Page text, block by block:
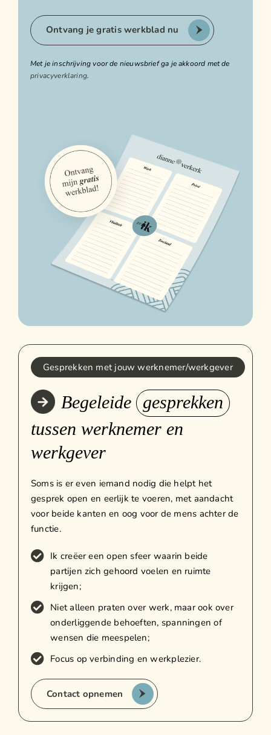
Ontvang je gratis werkblad nu
Met je inschrijving voor de nieuwsbrief ga je akkoord met de
privacyverklaring.
Gesprekken met jouw werknemer/werkgever
Begeleide
gesprekken
tussen werknemer en
werkgever
Soms is er even iemand nodig die helpt het
gesprek open en eerlijk te voeren, met aandacht
voor beide kanten en oog voor de mens achter de
functie.
Ik creëer een open sfeer waarin beide
partijen zich gehoord voelen en ruimte
krijgen;
Niet alleen praten over werk, maar ook over
onderliggende behoeften, spanningen of
wensen die meespelen;
Focus op verbinding en werkplezier.
Contact opnemen